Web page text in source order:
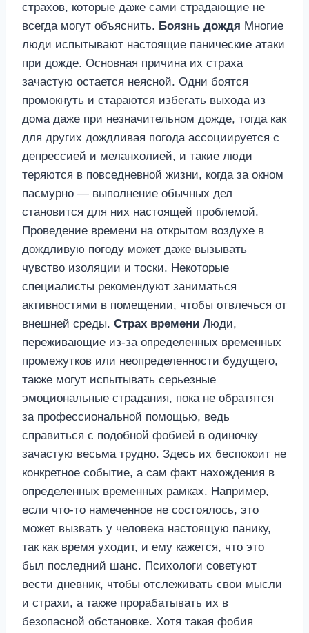
страхов, которые даже сами страдающие не
всегда могут объяснить. Боязнь дождя Многие
люди испытывают настоящие панические атаки
при дожде. Основная причина их страха
зачастую остается неясной. Одни боятся
промокнуть и стараются избегать выхода из
дома даже при незначительном дожде, тогда как
для других дождливая погода ассоциируется с
депрессией и меланхолией, и такие люди
теряются в повседневной жизни, когда за окном
пасмурно — выполнение обычных дел
становится для них настоящей проблемой.
Проведение времени на открытом воздухе в
дождливую погоду может даже вызывать
чувство изоляции и тоски. Некоторые
специалисты рекомендуют заниматься
активностями в помещении, чтобы отвлечься от
внешней среды. Страх времени Люди,
переживающие из-за определенных временных
промежутков или неопределенности будущего,
также могут испытывать серьезные
эмоциональные страдания, пока не обратятся
за профессиональной помощью, ведь
справиться с подобной фобией в одиночку
зачастую весьма трудно. Здесь их беспокоит не
конкретное событие, а сам факт нахождения в
определенных временных рамках. Например,
если что-то намеченное не состоялось, это
может вызвать у человека настоящую панику,
так как время уходит, и ему кажется, что это
был последний шанс. Психологи советуют
вести дневник, чтобы отслеживать свои мысли
и страхи, а также прорабатывать их в
безопасной обстановке. Хотя такая фобия